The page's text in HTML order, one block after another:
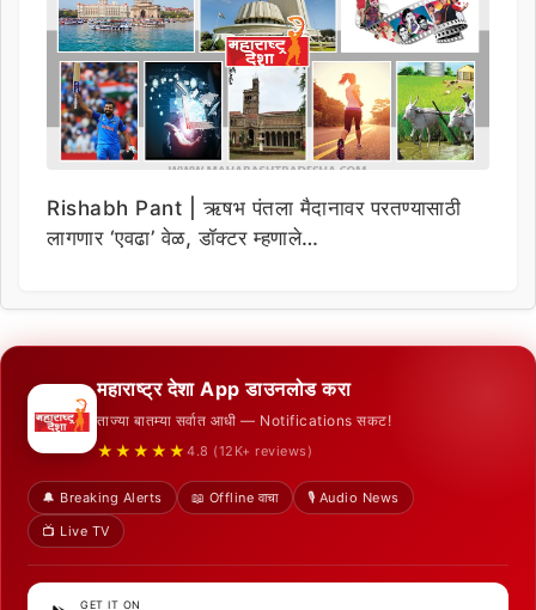
Rishabh Pant | ऋषभ पंतला मैदानावर परतण्यासाठी
लागणार ‘एवढा’ वेळ, डॉक्टर म्हणाले…
महाराष्ट्र देशा App डाउनलोड करा
ताज्या बातम्या सर्वात आधी — Notifications सकट!
★★★★★ 4.8 (12K+ reviews)
🔔 Breaking Alerts 📖 Offline वाचा
🎙️ Audio News
📺 Live TV
GET IT ON